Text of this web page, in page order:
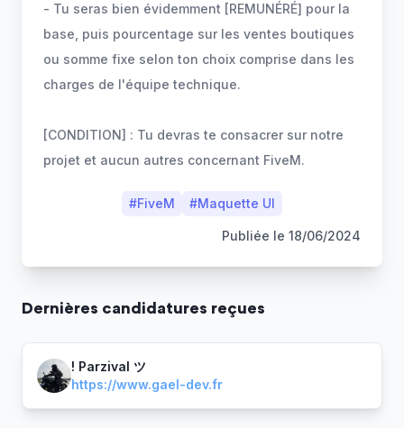
- Tu seras bien évidemment [REMUNÉRÉ] pour la
base, puis pourcentage sur les ventes boutiques
ou somme fixe selon ton choix comprise dans les
charges de l'équipe technique.
[CONDITION] : Tu devras te consacrer sur notre
projet et aucun autres concernant FiveM.
#FiveM #Maquette UI
Publiée le 18/06/2024
Dernières candidatures reçues
! Parzival ツ
https://www.gael-dev.fr